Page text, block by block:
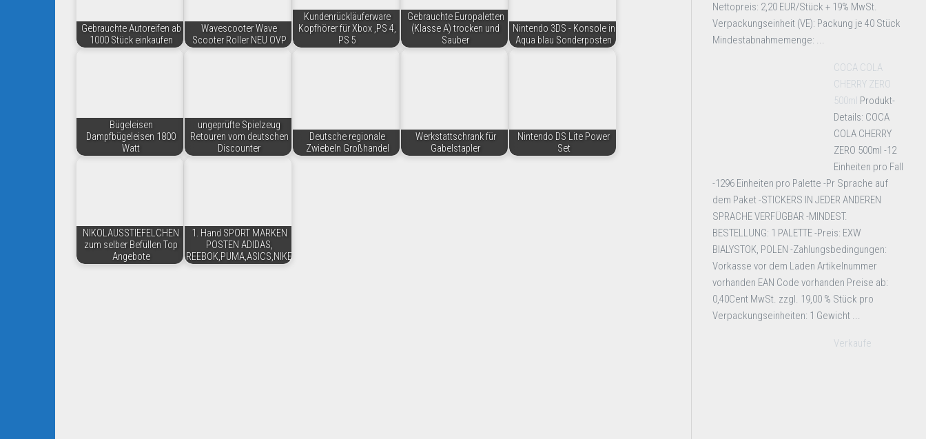
Gebrauchte Autoreifen ab
1000 Stück einkaufen
Wavescooter Wave
Scooter Roller NEU OVP
Kundenrückläuferware
Kopfhörer für Xbox ,PS 4,
PS 5
Gebrauchte Europaletten
(Klasse A) trocken und
Sauber
Nintendo 3DS - Konsole in
Aqua blau Sonderposten
Bügeleisen
Dampfbügeleisen 1800
Watt
ungeprüfte Spielzeug
Retouren vom deutschen
Discounter
Deutsche regionale
Zwiebeln Großhandel
Werkstattschrank für
Gabelstapler
Nintendo DS Lite Power
Set
NIKOLAUSSTIEFELCHEN
zum selber Befüllen Top
Angebote
1. Hand SPORT MARKEN
POSTEN ADIDAS,
REEBOK,PUMA,ASICS,NIKE
Nettopreis: 2,20 EUR/Stück + 19% MwSt.
Verpackungseinheit (VE): Packung je 40 Stück
Mindestabnahmemenge: ...
COCA COLA
CHERRY ZERO
500ml Produkt-
Details: COCA
COLA CHERRY
ZERO 500ml -12
Einheiten pro Fall
-1296 Einheiten pro Palette -Pr Sprache auf
dem Paket -STICKERS IN JEDER ANDEREN
SPRACHE VERFÜGBAR -MINDEST.
BESTELLUNG: 1 PALETTE -Preis: EXW
BIALYSTOK, POLEN -Zahlungsbedingungen:
Vorkasse vor dem Laden Artikelnummer
vorhanden EAN Code vorhanden Preise ab:
0,40Cent MwSt. zzgl. 19,00 % Stück pro
Verpackungseinheiten: 1 Gewicht ...
Verkaufe